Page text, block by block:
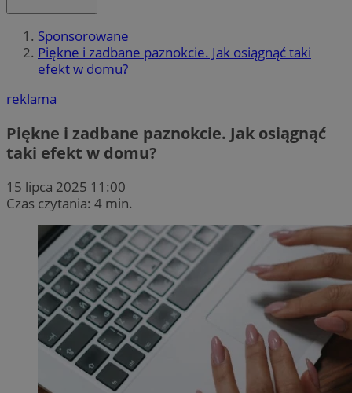
Sponsorowane
Piękne i zadbane paznokcie. Jak osiągnąć taki
efekt w domu?
reklama
Piękne i zadbane paznokcie. Jak osiągnąć
taki efekt w domu?
15 lipca 2025 11:00
Czas czytania: 4 min.